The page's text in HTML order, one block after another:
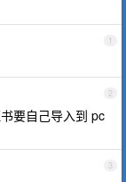
1
2
要自己导入到 pc
3